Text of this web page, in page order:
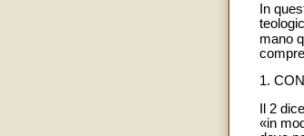
In
mano
1.
Il 2
«in